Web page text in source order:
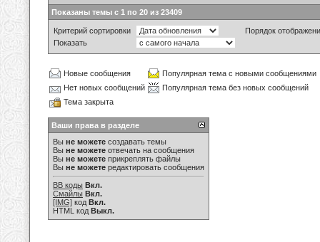
Показаны темы с 1 по 20 из 23409
Критерий сортировки
Порядок
Показать
Новые сообщения
Популярная тема с новыми сообщениями
Нет новых сообщений
Популярная тема без новых сообщений
Тема закрыта
Ваши права в разделе
Вы не можете создавать темы
Вы не можете отвечать на сообщения
Вы не можете прикреплять файлы
Вы не можете редактировать сообщения
BB коды Вкл.
Смайлы Вкл.
[IMG] код Вкл.
HTML код Выкл.